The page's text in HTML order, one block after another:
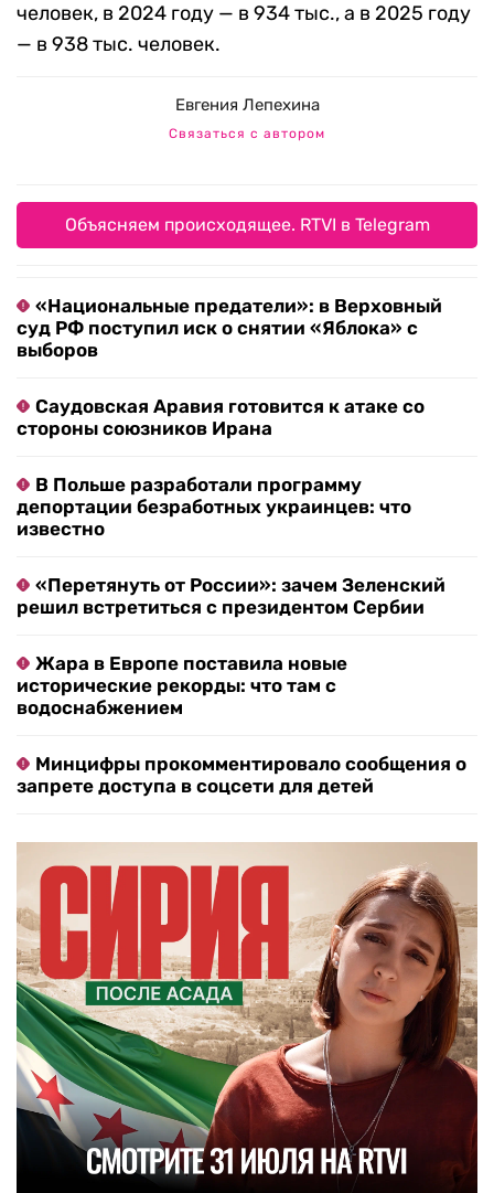
человек, в 2024 году — в 934 тыс., а в 2025 году
— в 938 тыс. человек.
Евгения Лепехина
Связаться с автором
Объясняем происходящее. RTVI в Telegram
«Национальные предатели»: в Верховный
суд РФ поступил иск о снятии «Яблока» с
выборов
Саудовская Аравия готовится к атаке со
стороны союзников Ирана
В Польше разработали программу
депортации безработных украинцев: что
известно
«Перетянуть от России»: зачем Зеленский
решил встретиться с президентом Сербии
Жара в Европе поставила новые
исторические рекорды: что там с
водоснабжением
Минцифры прокомментировало сообщения о
запрете доступа в соцсети для детей